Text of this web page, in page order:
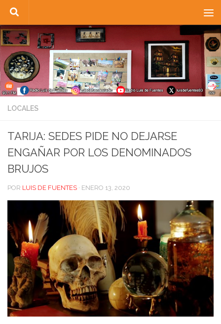
Saltar al contenido
LOCALES
TARIJA: SEDES PIDE NO DEJARSE
ENGAÑAR POR LOS DENOMINADOS
BRUJOS
POR LUIS DE FUENTES · ENERO 13, 2020